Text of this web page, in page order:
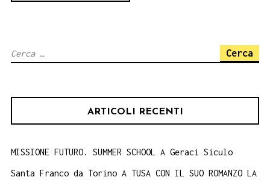
Ricerca
ARTICOLI RECENTI
MISSIONE FUTURO. SUMMER SCHOOL A Geraci Siculo
Santa Franco da Torino A TUSA CON IL SUO ROMANZO LA